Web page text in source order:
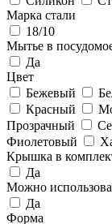
Марка стали
18/10
Мытье в
Да
Цвет
Бежевый
Красный
Прозрачный
Фиолетовый
Крышка в
Да
Можно
Да
Форма